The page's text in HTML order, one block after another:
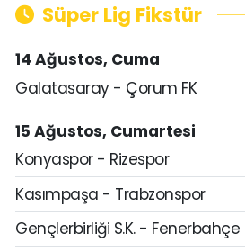
Süper Lig Fikstür
14 Ağustos, Cuma
Galatasaray - Çorum FK
15 Ağustos, Cumartesi
Konyaspor - Rizespor
Kasımpaşa - Trabzonspor
Gençlerbirliği S.K. - Fenerbahçe